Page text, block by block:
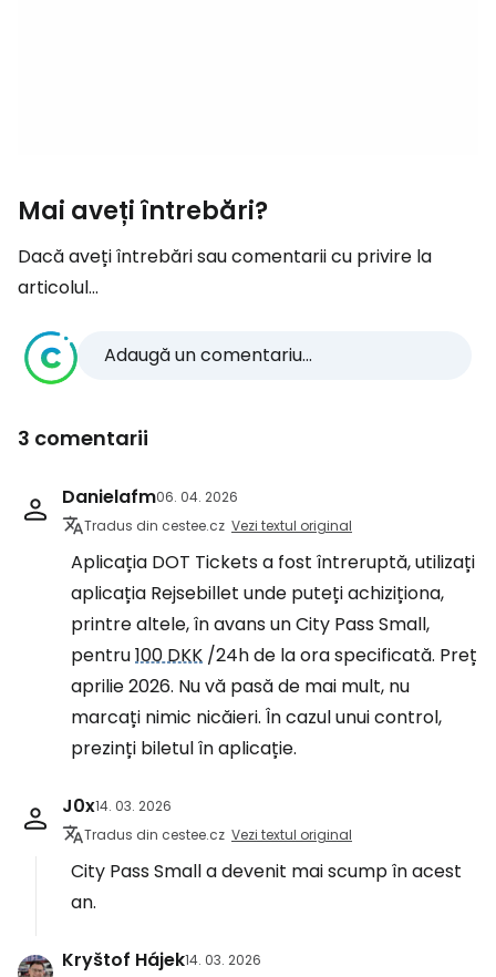
Mai aveți întrebări?
Dacă aveți întrebări sau comentarii cu privire la
articolul...
Adaugă un comentariu...
3 comentarii
Danielafm06. 04. 2026
Tradus din cestee.cz Vezi textul original
Aplicația DOT Tickets a fost întreruptă, utilizați
aplicația Rejsebillet unde puteți achiziționa,
printre altele, în avans un City Pass Small,
pentru100 DKK /24h de la ora specificată. Preț
aprilie 2026. Nu vă pasă de mai mult, nu
marcați nimic nicăieri. În cazul unui control,
prezinți biletul în aplicație.
J0x14. 03. 2026
Tradus din cestee.cz Vezi textul original
City Pass Small a devenit mai scump în acest
an.
Kryštof Hájek14. 03. 2026